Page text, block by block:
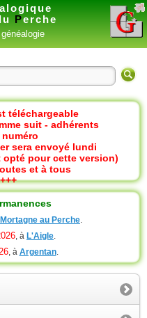
Perche
téléchargeable
suit - adhérents
sera envoyé lundi
pour cette version)
et à tous
Mortagne au Perche.
, à L'Aigle.
, à Argentan.